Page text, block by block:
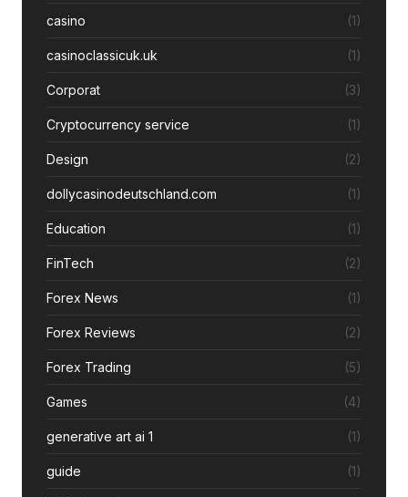
casino (1)
casinoclassicuk.uk (1)
Corporat (3)
Cryptocurrency service (1)
Design (2)
dollycasinodeutschland.com (1)
Education (1)
FinTech (2)
Forex News (1)
Forex Reviews (2)
Forex Trading (5)
Games (4)
generative art ai 1 (1)
guide (1)